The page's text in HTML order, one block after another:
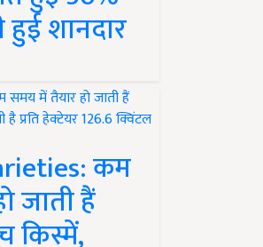
शानदार
कम
जाती हैं
किस्में,